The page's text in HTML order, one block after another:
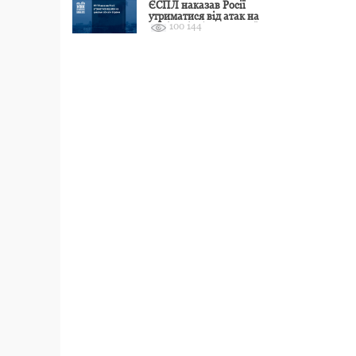
ЄСПЛ наказав Росії
утриматися від атак на
цивільні об’єкти України
100 144